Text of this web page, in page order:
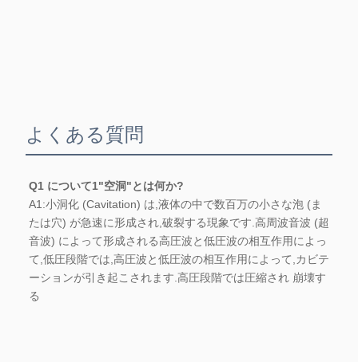
よくある質問
Q1 について1"空洞"とは何か?
A1:小洞化 (Cavitation) は,液体の中で数百万の小さな泡 (ま
たは穴) が急速に形成され,破裂する現象です.高周波音波 (超
音波) によって形成される高圧波と低圧波の相互作用によっ
て,低圧段階では,高圧波と低圧波の相互作用によって,カビテ
ーションが引き起こされます.高圧段階では圧縮され 崩壊す
る